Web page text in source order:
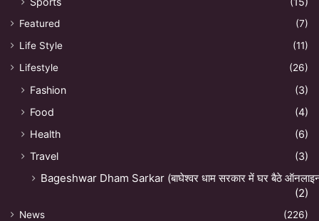
Featured
(7)
Life Style
(11)
Lifestyle
(26)
Fashion
(3)
Food
(4)
Health
(6)
Travel
(3)
Bageshwar Dham Sarkar (बाघेश्वर धाम सरकार में घर बैठे
(2)
News (226)